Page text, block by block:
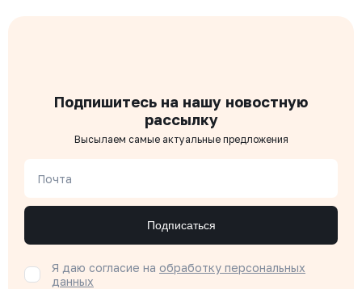
Подпишитесь на нашу новостную
рассылку
Высылаем самые актуальные предложения
Почта
Подписаться
Я даю согласие на обработку персональных
данных